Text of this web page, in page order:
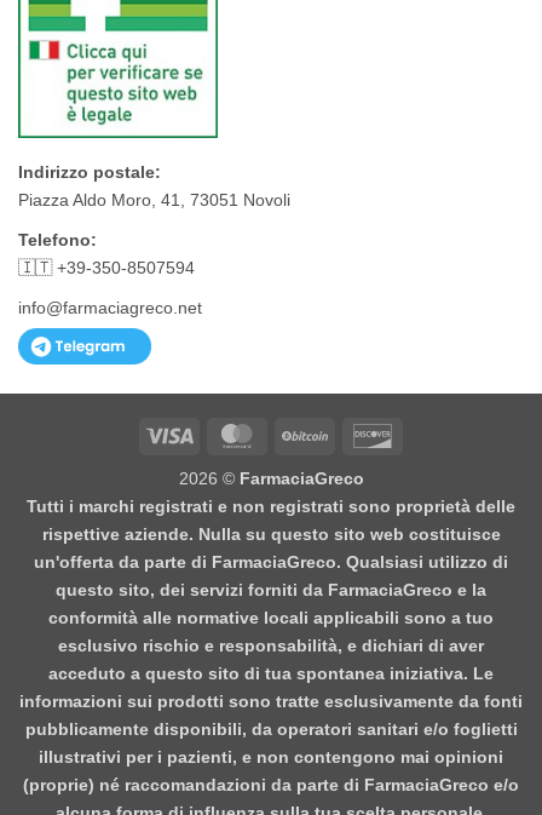
Indirizzo postale:
Piazza Aldo Moro, 41, 73051 Novoli
Telefono:
🇮🇹 +39-350-8507594
info@farmaciagreco.net
Visa MasterCardBitCoin
2026 © FarmaciaGreco
Tutti i marchi registrati e non registrati sono proprietà delle
rispettive aziende. Nulla su questo sito web costituisce
un'offerta da parte di FarmaciaGreco. Qualsiasi utilizzo di
questo sito, dei servizi forniti da FarmaciaGreco e la
conformità alle normative locali applicabili sono a tuo
esclusivo rischio e responsabilità, e dichiari di aver
acceduto a questo sito di tua spontanea iniziativa. Le
informazioni sui prodotti sono tratte esclusivamente da fonti
pubblicamente disponibili, da operatori sanitari e/o foglietti
illustrativi per i pazienti, e non contengono mai opinioni
(proprie) né raccomandazioni da parte di FarmaciaGreco e/o